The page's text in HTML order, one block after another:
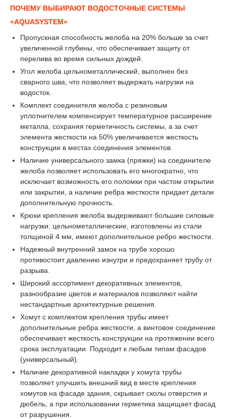
ПОЧЕМУ ВЫБИРАЮТ ВОДОСТОЧНЫЕ СИСТЕМЫ
«AQUASYSTEM»
Пропускная способность желоба на 20% больше за счет
увеличенной глубины, что обеспечивает защиту от
перелива во время сильных дождей.
Угол желоба цельнометаллический, выполнен без
сварного шва, что позволяет выдержать нагрузки на
водосток.
Комплект соединителя желоба с резиновым
уплотнителем компенсирует температурное расширение
металла, сохраняя герметичность системы, а за счет
элемента жесткости на 50% увеличивается жесткость
конструкции в местах соединения элементов.
Наличие универсального замка (пряжки) на соединителе
желоба позволяет использовать его многократно, что
исключает возможность его поломки при частом открытии
или закрытии, а наличие ребра жесткости придает детали
дополнительную прочность.
Крюки крепления желоба выдерживают большие силовые
нагрузки: цельнометаллические, изготовлены из стали
толщиной 4 мм, имеют дополнительное ребро жесткости.
Надежный внутренний замок на трубе хорошо
противостоит давлению изнутри и предохраняет трубу от
разрыва.
Широкий ассортимент декоративных элементов,
разнообразие цветов и материалов позволяют найти
нестандартные архитектурные решения.
Хомут с комплектом крепления трубы имеет
дополнительные ребра жесткости, а винтовое соединение
обеспечивает жесткость конструкции на протяжении всего
срока эксплуатации. Подходит к любым типам фасадов
(универсальный).
Наличие декоративной накладки у хомута трубы
позволяет улучшить внешний вид в месте крепления
хомутов на фасаде здания, скрывает сколы отверстия и
дюбель, а при использовании герметика защищает фасад
от разрушения.